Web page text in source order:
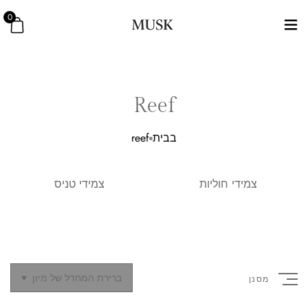
0
Reef
בבית reef
צמידי חוליות צמידי טניס
מסנן ברירת המחדל של מיון